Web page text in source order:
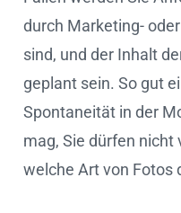
durch Marketing-
sind, und der Inhalt
geplant sein. So gut
Spontaneität in der
mag, Sie dürfen
welche Art von Fotos